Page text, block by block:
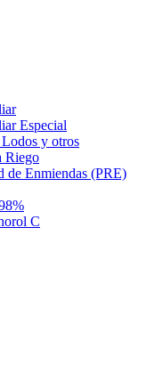
Especial
y otros
Riego
de Enmiendas (PRE)
C